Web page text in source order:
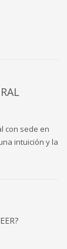
con sede en
intuición y la